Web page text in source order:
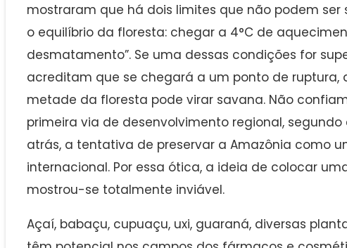
mostraram que há dois limites que não podem
o equilíbrio da floresta: chegar a 4°C de
desmatamento”. Se uma dessas condições for
acreditam que se chegará a um ponto de ruptura,
metade da floresta pode virar savana. Não
primeira via de desenvolvimento regional,
atrás, a tentativa de preservar a Amazônia como
internacional. Por essa ótica, a ideia de colocar
mostrou-se totalmente inviável.
Açaí, babaçu, cupuaçu, uxi, guaraná, diversas